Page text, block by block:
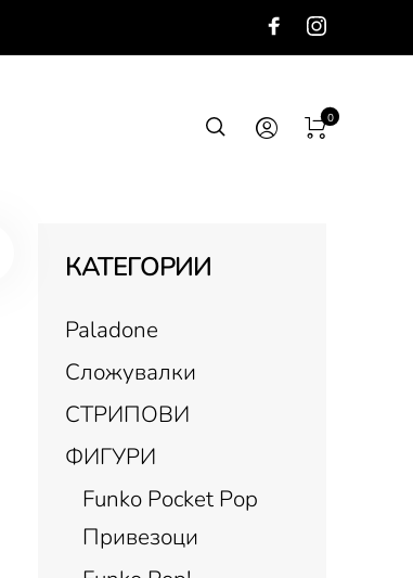
0
КАТЕГОРИИ
Paladone
Сложувалки
СТРИПОВИ
ФИГУРИ
Funko Pocket Pop
Привезоци